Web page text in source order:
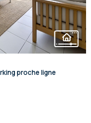
proche ligne